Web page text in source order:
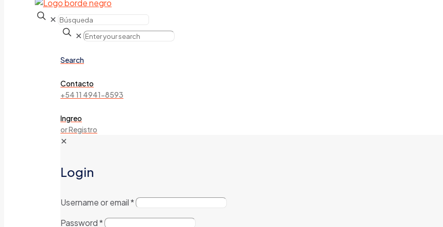
✕
✕
Search
Contacto
+54 11 4941-8593
Ingreo
or Registro
✕
Login
Username or email*
Password*